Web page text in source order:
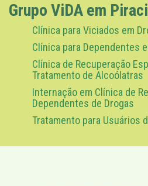
Grupo ViDA em
Clínica para Viciados em
Clínica para Dependentes
Clínica de Recuperação
Tratamento de Alcoólatras
Internação em Clínica de
Dependentes de Drogas
Tratamento para Usuários